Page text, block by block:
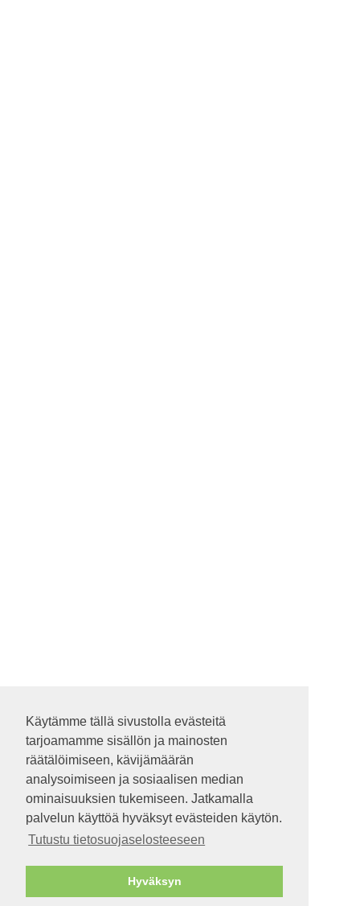
Käytämme tällä sivustolla evästeitä
tarjoamamme sisällön ja mainosten
räätälöimiseen, kävijämäärän
analysoimiseen ja sosiaalisen median
ominaisuuksien tukemiseen. Jatkamalla
palvelun käyttöä hyväksyt evästeiden käytön.
Tutustu tietosuojaselosteeseen
Hyväksyn
Käytämme tällä sivustolla evästeitä
tarjoamamme sisällön ja mainosten
räätälöimiseen, kävijämäärän
analysoimiseen ja sosiaalisen median
ominaisuuksien tukemiseen. Jatkamalla
palvelun käyttöä hyväksyt evästeiden käytön.
Tutustu tietosuojaselosteeseen
Hyväksyn